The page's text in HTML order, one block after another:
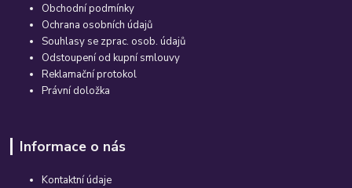
Obchodní podmínky
Ochrana osobních údajů
Souhlasy se zprac. osob. údajů
Odstoupení od kupní smlouvy
Reklamační protokol
Právní doložka
Informace o nás
Kontaktní údaje